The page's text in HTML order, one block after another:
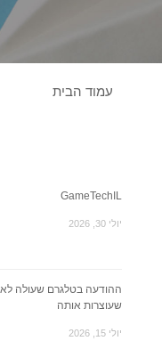
עמוד הבית
GameTechIL
יולי 30, 2026
שעוצרות אותה
יולי 15, 2026